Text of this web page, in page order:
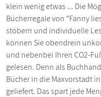
klein wenig etwas ... Die
Bücherregale von "Fanny
stöbern und individuelle
können Sie obendrein
und nebenbei Ihren CO2-
gelesen. Denn als
Bücher in die Maxvorstadt
geliefert. Das spart jede